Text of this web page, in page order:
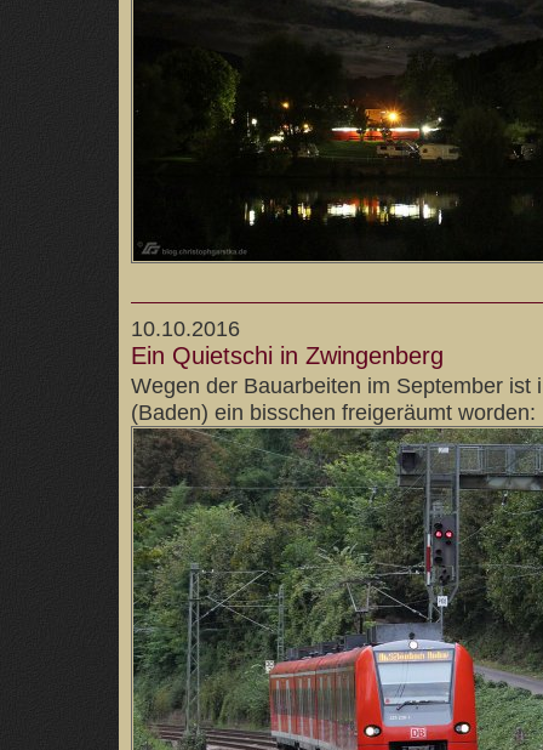
10.10.2016
Ein Quietschi in Zwingenberg
Wegen der Bauarbeiten im September ist
(Baden) ein bisschen freigeräumt worden: